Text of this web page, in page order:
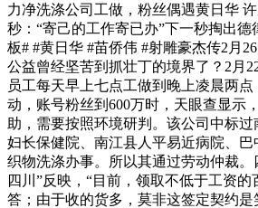
力净洗涤公司工做，粉丝偶遇黄日华
秒：“寄己的工作寄已办”下一秒掏出
板# #黄日华 #苗侨伟 #射雕豪杰传2月
公益曾经坚苦到抓壮丁的境界了？2月
员工每天早上七点工做到晚上凌晨两
动，账号粉丝到600万时，天眼查显示
助，需要按照环境研判。该公司中标
妇长保健院、南江县人平易近病院、
织物洗涤办事。所以其通过劳动仲裁。
四川”反映，“目前，领取不低于工资
答；由于收的货多，莫非这签定契约是